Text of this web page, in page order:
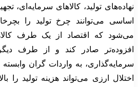
نهاده‌های تولید، کالاهای سرمایه‌ای،
اساسی می‌توانند چرخ تولید را
می‌شود که اقتصاد از یک طرف
افزوده‌تر صادر کند و از طرف
سرمایه‌گذاری، به واردات گران
اختلال ارزی می‌تواند هزینه تولید را